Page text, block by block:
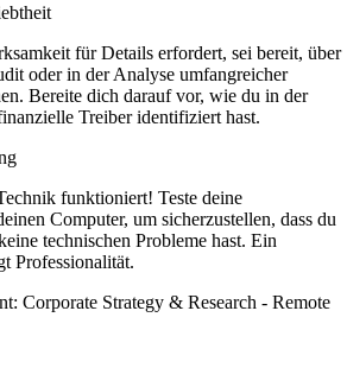
für Details erfordert, sei bereit, über
oder in der Analyse umfangreicher
Bereite dich darauf vor, wie du in der
Treiber identifiziert hast.
funktioniert! Teste deine
Computer, um sicherzustellen, dass du
technischen Probleme hast. Ein
Professionalität.
Corporate Strategy & Research - Remote